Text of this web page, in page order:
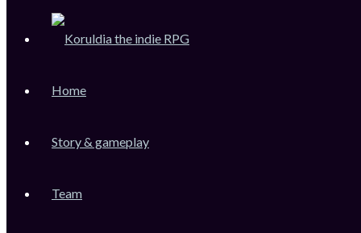
Home
Story & gameplay
Team